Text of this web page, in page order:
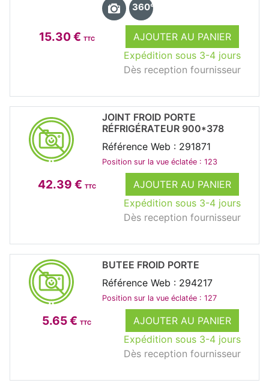
15.30 € TTC
AJOUTER AU PANIER
Expédition sous 3-4 jours
Dès reception fournisseur
360°
42.39 € TTC
AJOUTER AU PANIER
Expédition sous 3-4 jours
Dès reception fournisseur
JOINT FROID PORTE
RÉFRIGÉRATEUR 900*378
Référence Web : 291871
Position sur la vue éclatée : 123
5.65 € TTC
AJOUTER AU PANIER
Expédition sous 3-4 jours
Dès reception fournisseur
BUTEE FROID PORTE
Référence Web : 294217
Position sur la vue éclatée : 127